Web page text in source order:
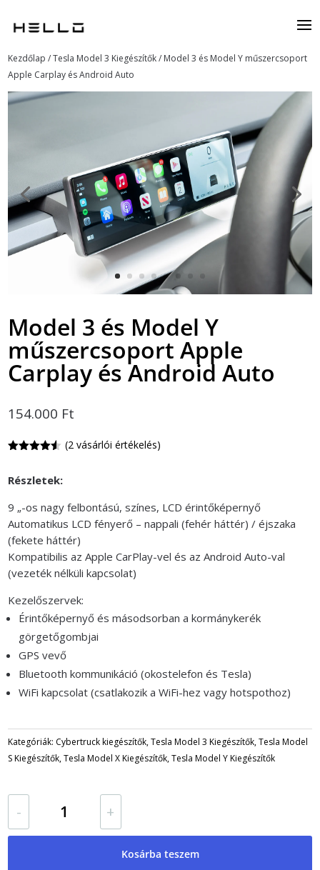
Kezdőlap /Tesla Model 3 Kiegészítők/ Model 3 és Model Y műszercsoport
Apple Carplay és Android Auto
Model 3 és Model Y
műszercsoport Apple
Carplay és Android Auto
154.000 Ft
ből,
(2 vásárlói értékelés)
Részletek:
9 „-os nagy felbontású, színes, LCD érintőképernyő
Automatikus LCD fényerő – nappali (fehér háttér) / éjszaka
(fekete háttér)
Kompatibilis az Apple CarPlay-vel és az Android Auto-val
(vezeték nélküli kapcsolat)
Kezelőszervek:
Érintőképernyő és másodsorban a kormánykerék
görgetőgombjai
GPS vevő
Bluetooth kommunikáció (okostelefon és Tesla)
WiFi kapcsolat (csatlakozik a WiFi-hez vagy hotspothoz)
Kategóriák: Cybertruck kiegészítők,Tesla Model 3 Kiegészítők,Tesla Model
S Kiegészítők,Tesla Model X Kiegészítők,Tesla Model Y Kiegészítők
- +
Kosárba teszem